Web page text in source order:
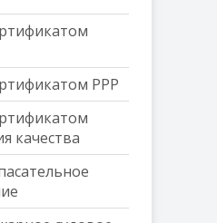
РРР
качества